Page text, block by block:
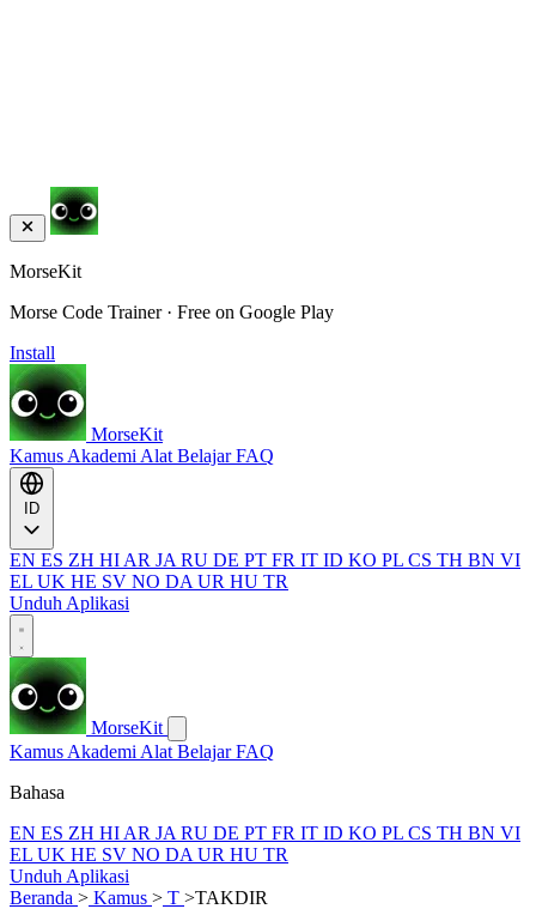
MorseKit
Morse Code Trainer · Free on Google Play
Install
MorseKit
Kamus Akademi Alat BelajarFAQ
EN ES ZH HI AR JA RU DE PT FR IT ID KO PL CS TH BN VI
EL UK HE SV NO DA UR HU TR
Unduh Aplikasi
MorseKit
Kamus Akademi Alat BelajarFAQ
Bahasa
EN ES ZH HI AR JA RU DE PT FR IT ID KO PL CS TH BN VI
EL UK HE SV NO DA UR HU TR
Unduh Aplikasi
Beranda > Kamus > T >TAKDIR